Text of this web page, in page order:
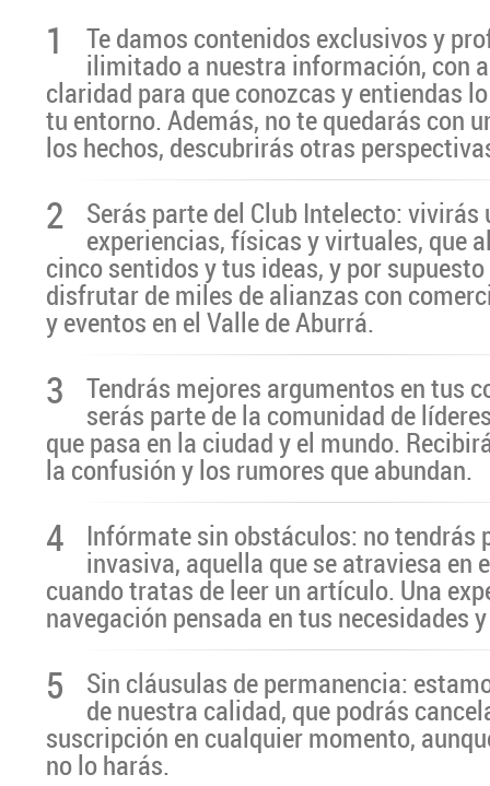
1 Te damos contenidos exclusivos y
ilimitado a nuestra información, con
claridad para que conozcas y entiendas
tu entorno. Además, no te quedarás con
los hechos, descubrirás otras
2 Serás parte del Club Intelecto: vivirás
experiencias, físicas y virtuales, que
cinco sentidos y tus ideas, y por
disfrutar de miles de alianzas con
y eventos en el Valle de Aburrá.
3 Tendrás mejores argumentos en tus
serás parte de la comunidad de
que pasa en la ciudad y el mundo.
la confusión y los rumores que abundan.
4 Infórmate sin obstáculos: no tendrás
invasiva, aquella que se atraviesa en
cuando tratas de leer un artículo. Una
navegación pensada en tus necesidades
5 Sin cláusulas de permanencia:
de nuestra calidad, que podrás
suscripción en cualquier momento,
no lo harás.